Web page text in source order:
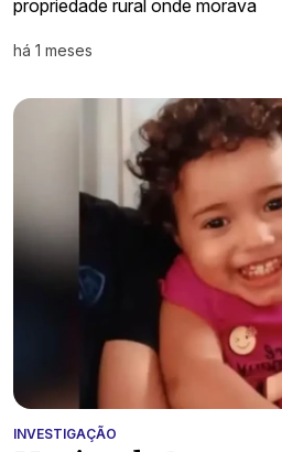
propriedade rural onde morava
há 1 meses
INVESTIGAÇÃO